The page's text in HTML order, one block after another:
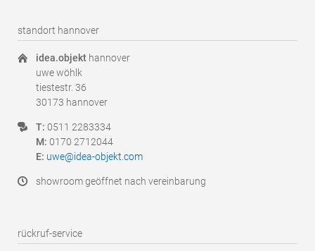
standort hannover
idea.objekt hannover
uwe wöhlk
tiestestr. 36
30173 hannover
T: 0511 2283334
M: 0170 2712044
E: uwe@idea-objekt.com
showroom geöffnet nach vereinbarung
rückruf-service